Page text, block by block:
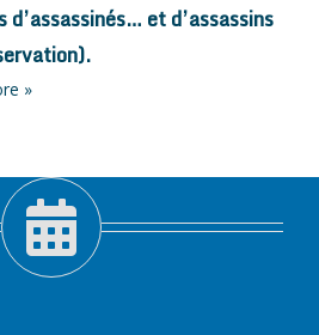
d’assassinés… et d’assassins
»